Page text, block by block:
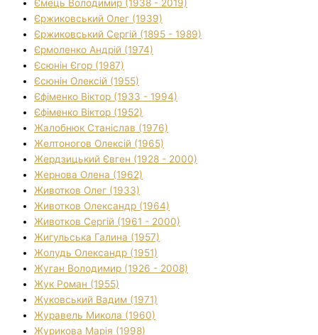
Ємець Володимир (1938 - 2019)
Єржиковський Олег (1939)
Єржиковський Сергій (1895 - 1989)
Єрмоленко Андрій (1974)
Єсюнін Єгор (1987)
Єсюнін Олексій (1955)
Єфіменко Віктор (1933 - 1994)
Єфіменко Віктор (1952)
Жалобнюк Станіслав (1976)
Желтоногов Олексій (1965)
Жердзицький Євген (1928 - 2000)
Жернова Олена (1962)
Животков Олег (1933)
Животков Олександр (1964)
Животков Сергій (1961 - 2000)
Жигульська Галина (1957)
Жолудь Олександр (1951)
Жуган Володимир (1926 - 2008)
Жук Роман (1955)
Жуковський Вадим (1971)
Журавель Микола (1960)
Журикова Марія (1998)